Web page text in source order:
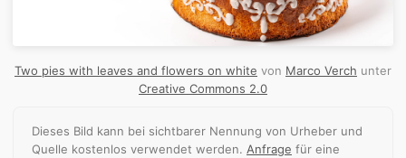
Two pies with leaves and flowers on white von Marco Verch unter
Creative Commons 2.0
Dieses Bild kann bei sichtbarer Nennung von Urheber und
Quelle kostenlos verwendet werden. Anfrage für eine